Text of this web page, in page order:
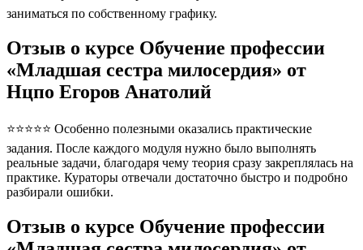
заниматься по собственному графику.
Отзыв о курсе Обучение профессии
«Младшая сестра милосердия» от
Нцпо Егоров Анатолий
⭐⭐⭐⭐⭐ Особенно полезными оказались практические
задания. После каждого модуля нужно было выполнять
реальные задачи, благодаря чему теория сразу закреплялась на
практике. Кураторы отвечали достаточно быстро и подробно
разбирали ошибки.
Отзыв о курсе Обучение профессии